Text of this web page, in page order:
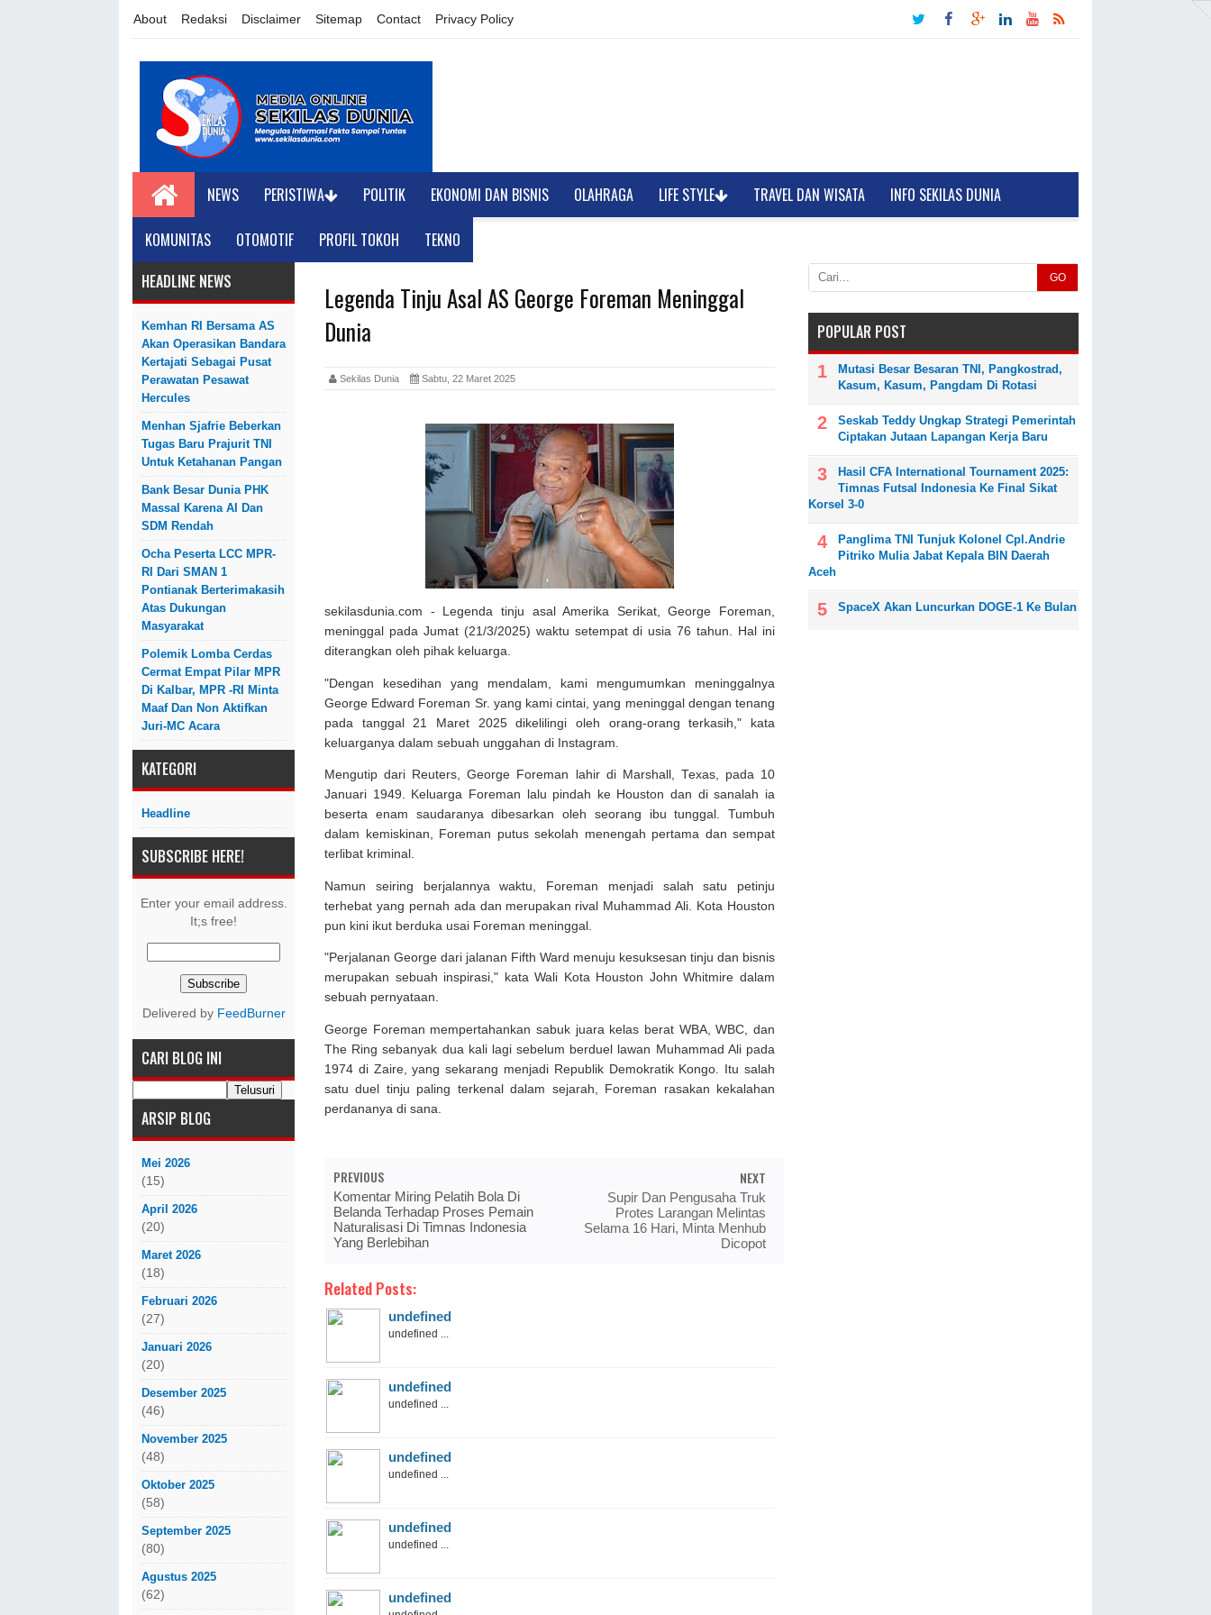
About Redaksi Disclaimer Sitemap Contact Privacy Policy
NEWS PERISTIWA POLITIK EKONOMI DAN BISNIS OLAHRAGA LIFE STYLE TRAVEL DAN WISATA INFO SEKILAS DUNIA
KOMUNITAS OTOMOTIF PROFIL TOKOH
TEKNO
HEADLINE NEWS
Kemhan RI Bersama AS
Akan Operasikan Bandara
Kertajati Sebagai Pusat
Perawatan Pesawat
Hercules
Menhan Sjafrie Beberkan
Tugas Baru Prajurit TNI
Untuk Ketahanan Pangan
Bank Besar Dunia PHK
Massal Karena AI Dan
SDM Rendah
Ocha Peserta LCC MPR-
RI Dari SMAN 1
Pontianak Berterimakasih
Atas Dukungan
Masyarakat
Polemik Lomba Cerdas
Cermat Empat Pilar MPR
Di Kalbar, MPR -RI Minta
Maaf Dan Non Aktifkan
Juri-MC Acara
KATEGORI
Headline
SUBSCRIBE HERE!
Enter your email address.
It;s free!
Delivered by FeedBurner
CARI BLOG INI
ARSIP BLOG
Mei 2026
(15)
April 2026
(20)
Maret 2026
(18)
Februari 2026
(27)
Januari 2026
(20)
Desember 2025
(46)
November 2025
(48)
Oktober 2025
(58)
September 2025
(80)
Agustus 2025
(62)
Legenda Tinju Asal AS George Foreman Meninggal
Dunia
Sekilas Dunia Sabtu, 22 Maret 2025
sekilasdunia.com - Legenda tinju asal Amerika Serikat, George Foreman,
meninggal pada Jumat (21/3/2025) waktu setempat di usia 76 tahun. Hal ini
diterangkan oleh pihak keluarga.
"Dengan kesedihan yang mendalam, kami mengumumkan meninggalnya
George Edward Foreman Sr. yang kami cintai, yang meninggal dengan tenang
pada tanggal 21 Maret 2025 dikelilingi oleh orang-orang terkasih," kata
keluarganya dalam sebuah unggahan di Instagram.
Mengutip dari Reuters, George Foreman lahir di Marshall, Texas, pada 10
Januari 1949. Keluarga Foreman lalu pindah ke Houston dan di sanalah ia
beserta enam saudaranya dibesarkan oleh seorang ibu tunggal. Tumbuh
dalam kemiskinan, Foreman putus sekolah menengah pertama dan sempat
terlibat kriminal.
Namun seiring berjalannya waktu, Foreman menjadi salah satu petinju
terhebat yang pernah ada dan merupakan rival Muhammad Ali. Kota Houston
pun kini ikut berduka usai Foreman meninggal.
"Perjalanan George dari jalanan Fifth Ward menuju kesuksesan tinju dan bisnis
merupakan sebuah inspirasi," kata Wali Kota Houston John Whitmire dalam
sebuah pernyataan.
George Foreman mempertahankan sabuk juara kelas berat WBA, WBC, dan
The Ring sebanyak dua kali lagi sebelum berduel lawan Muhammad Ali pada
1974 di Zaire, yang sekarang menjadi Republik Demokratik Kongo. Itu salah
satu duel tinju paling terkenal dalam sejarah, Foreman rasakan kekalahan
perdananya di sana.
PREVIOUS
Komentar Miring Pelatih Bola Di
Belanda Terhadap Proses Pemain
Naturalisasi Di Timnas Indonesia
Yang Berlebihan
NEXT
Supir Dan Pengusaha Truk
Protes Larangan Melintas
Selama 16 Hari, Minta Menhub
Dicopot
Related Posts:
undefined
undefined ...
undefined
undefined ...
undefined
undefined ...
undefined
undefined ...
undefined
GO
POPULAR POST
Mutasi Besar Besaran TNI, Pangkostrad,
Kasum, Kasum, Pangdam Di Rotasi
Seskab Teddy Ungkap Strategi Pemerintah
Ciptakan Jutaan Lapangan Kerja Baru
Hasil CFA International Tournament 2025:
Timnas Futsal Indonesia Ke Final Sikat
Korsel 3-0
Panglima TNI Tunjuk Kolonel Cpl.Andrie
Pitriko Mulia Jabat Kepala BIN Daerah
Aceh
SpaceX Akan Luncurkan DOGE-1 Ke Bulan